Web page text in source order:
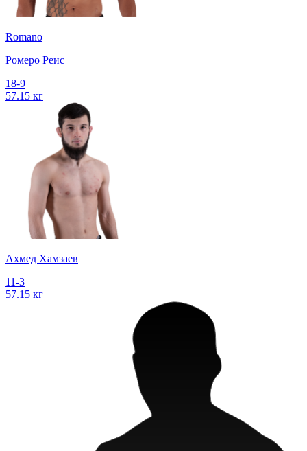
Romano
Ромеро Реис
18-9
57.15 кг
Ахмед Хамзаев
11-3
57.15 кг